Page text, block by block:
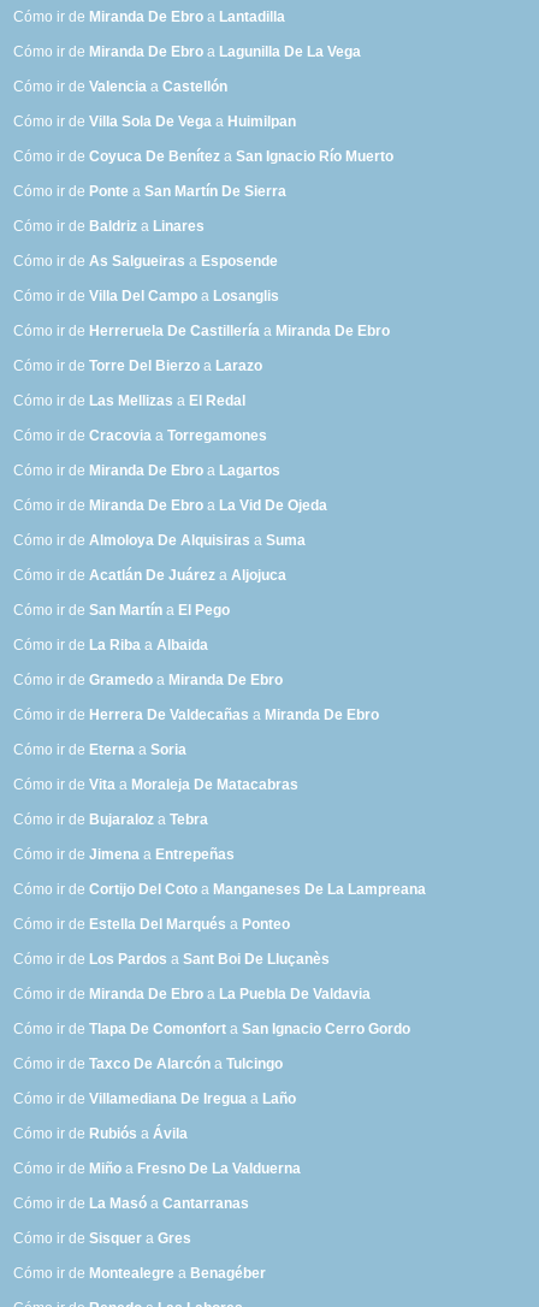
Cómo ir de Miranda De Ebro a Lantadilla
Cómo ir de Miranda De Ebro a Lagunilla De La Vega
Cómo ir deValencia aCastellón
Cómo ir deVilla Sola De Vega a Huimilpan
Cómo ir deCoyuca De Benítez aSan Ignacio Río Muerto
Cómo ir de Ponte aSan Martín De Sierra
Cómo ir de Baldriz a Linares
Cómo ir deAs Salgueiras a Esposende
Cómo ir deVilla Del Campo a Losanglis
Cómo ir de Herreruela De Castillería a Miranda De Ebro
Cómo ir deTorre Del Bierzo a Larazo
Cómo ir de Las Mellizas a El Redal
Cómo ir deCracovia aTorregamones
Cómo ir de Miranda De Ebro a Lagartos
Cómo ir de Miranda De Ebro a La Vid De Ojeda
Cómo ir deAlmoloya De Alquisiras aSuma
Cómo ir deAcatlán De Juárez aAljojuca
Cómo ir deSan Martín a El Pego
Cómo ir de La Riba aAlbaida
Cómo ir deGramedo a Miranda De Ebro
Cómo ir de Herrera De Valdecañas a Miranda De Ebro
Cómo ir de Eterna aSoria
Cómo ir deVita a Moraleja De Matacabras
Cómo ir de Bujaraloz aTebra
Cómo ir deJimena a Entrepeñas
Cómo ir deCortijo Del Coto a Manganeses De La Lampreana
Cómo ir de Estella Del Marqués a Ponteo
Cómo ir de Los Pardos aSant Boi De Lluçanès
Cómo ir de Miranda De Ebro a La Puebla De Valdavia
Cómo ir deTlapa De Comonfort aSan Ignacio Cerro Gordo
Cómo ir deTaxco De Alarcón aTulcingo
Cómo ir deVillamediana De Iregua a Laño
Cómo ir de Rubiós aÁvila
Cómo ir de Miño a Fresno De La Valduerna
Cómo ir de La Masó aCantarranas
Cómo ir deSisquer aGres
Cómo ir de Montealegre a Benagéber